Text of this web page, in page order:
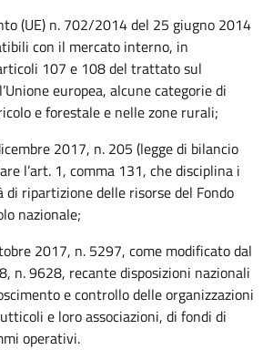
(UE) n. 702/2014 del 25 giugno 2014
con il mercato interno, in
107 e 108 del trattato sul
europea, alcune categorie di
e forestale e nelle zone rurali;
2017, n. 205 (legge di bilancio
l’art. 1, comma 131, che disciplina i
ripartizione delle risorse del Fondo
nazionale;
2017, n. 5297, come modificato dal
n. 9628, recante disposizioni nazionali
e controllo delle organizzazioni
e loro associazioni, di fondi di
operativi.